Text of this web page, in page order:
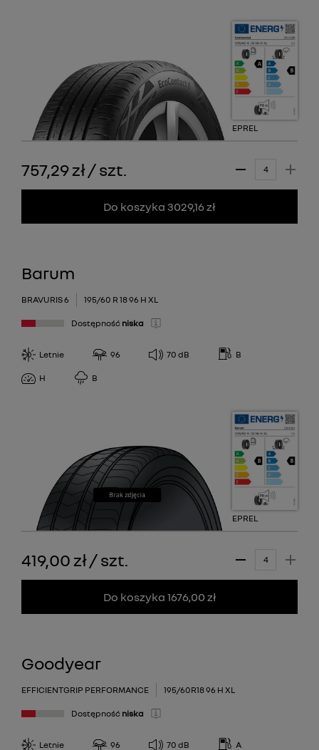
EPREL
757,29 zł/szt.
Do koszyka 3029,16 zł
Barum
BRAVURIS 6 195/60 R 18 96 H XL
Dostępność niska
Letnie 96 70 dB B
H B
EPREL
419,00 zł/szt.
Do koszyka 1676,00 zł
Goodyear
EFFICIENTGRIP PERFORMANCE 195/60R18 96 H XL
Dostępność niska
Letnie 96 70 dB A